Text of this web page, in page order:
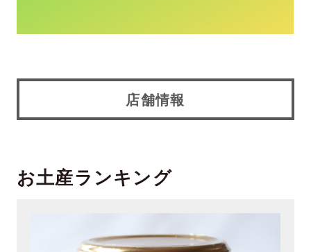
店舗情報
お土産ランキング